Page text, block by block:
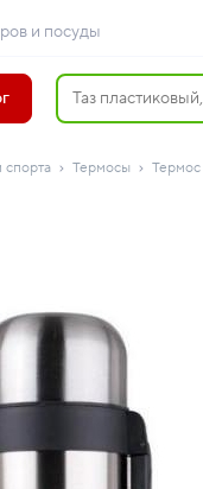
и посуды
спорта Термосы Термос